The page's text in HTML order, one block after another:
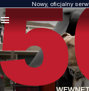
Nowy, oficjalny
JAKOŚĆ TO DLA
Naszą odzież
wytrzymałości,
US ORIGIN
Nasze korzenie
surowy, autentyczny i